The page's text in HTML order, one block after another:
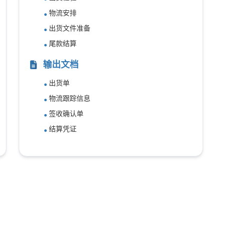
物流安排
出货文件准备
尾款结算
输出文档
出货单
物流跟踪信息
签收确认单
结算凭证